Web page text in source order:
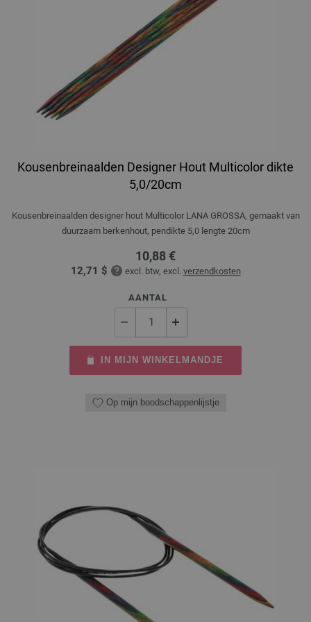
Kousenbreinaalden Designer Hout Multicolor dikte
5,0/20cm
Kousenbreinaalden designer hout Multicolor LANA GROSSA, gemaakt van
duurzaam berkenhout, pendikte 5,0 lengte 20cm
10,88 €
12,71 $ excl. btw, excl. verzendkosten
AANTAL
IN MIJN WINKELMANDJE
Op mijn boodschappenlijstje